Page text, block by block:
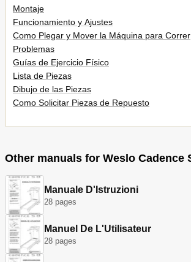
Montaje
Funcionamiento y Ajustes
Como Plegar y Mover la Máquina para Correr
Problemas
Guías de Ejercicio Físico
Lista de Piezas
Dibujo de las Piezas
Como Solicitar Piezas de Repuesto
Other manuals for Weslo Cadence
Manuale D'Istruzioni
28 pages
Manuel De L'Utilisateur
28 pages